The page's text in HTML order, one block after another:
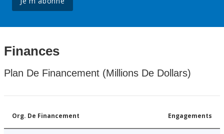
Finances
Plan De Financement (Millions De Dollars)
Org. De Financement Engagements